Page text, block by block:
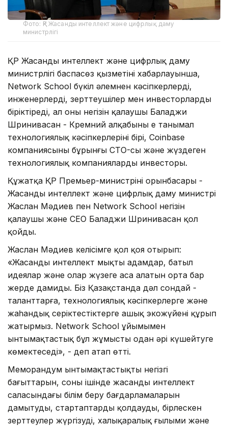
Фото: ҚР Жасанды интеллект және цифрлық даму
министрлігі
ҚР Жасанды интеллект және цифрлық даму
министрлігі баспасөз қызметінің хабарлауынша,
Network School бүкіл әлемнен кәсіпкерлерді,
инженерлерді, зерттеушілер мен инвесторларды
біріктіреді, ал оның негізін қалаушы Баладжи
Шринивасан - Кремний алқабының ең танымал
технологиялық кәсіпкерлерінің бірі, Coinbase
компаниясының бұрынғы CTO-сы және жүздеген
технологиялық компаниялардың инвесторы.
Құжатқа ҚР Премьер-министрінің орынбасары -
Жасанды интеллект және цифрлық даму министрі
Жаслан Мәдиев пен Network School негізін
қалаушы және CEO Баладжи Шринивасан қол
қойды.
Жаслан Мәдиев келісімге қол қоя отырып:
«Жасанды интеллект мықты адамдар, батыл
идеялар және олар жүзеге аса алатын орта бар
жерде дамиды. Біз Қазақстанда дәл сондай -
таланттарға, технологиялық кәсіпкерлерге және
жаһандық серіктестіктерге ашық экожүйені құрып
жатырмыз. Network School ұйымымен
ынтымақтастық бұл жұмысты одан әрі күшейтуге
көмектеседі», - деп атап өтті.
Меморандум ынтымақтастықтың негізгі
бағыттарын, соның ішінде жасанды интеллект
саласындағы білім беру бағдарламаларын
дамытуды, стартаптарды қолдауды, бірлескен
зерттеулер жүргізуді, халықаралық ғылыми және